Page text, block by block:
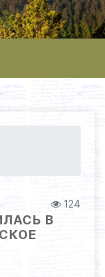
124
В